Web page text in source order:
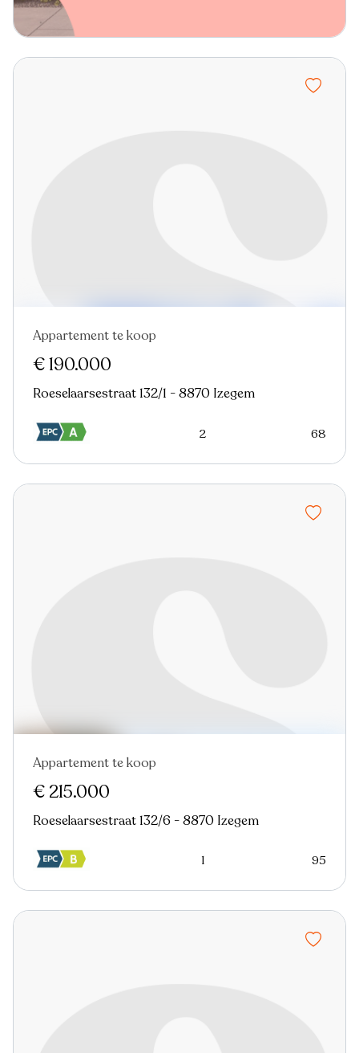
Appartement te koop
€ 190.000
Roeselaarsestraat 132/1 - 8870 Izegem
2 68
Appartement te koop
€ 215.000
Roeselaarsestraat 132/6 - 8870 Izegem
1 95